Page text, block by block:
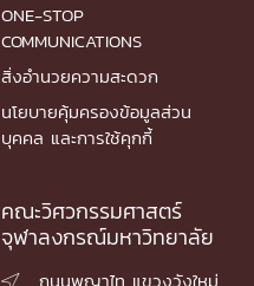
ONE-STOP
COMMUNICATIONS
สิ่งอำนวยความสะดวก
นโยบายคุ้มครองข้อมูลส่วน
บุคคล และการใช้คุกกี้
คณะวิศวกรรมศาสตร์
จุฬาลงกรณ์มหาวิทยาลัย
